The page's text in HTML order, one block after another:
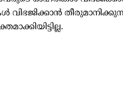
വിഭജിക്കാൻ